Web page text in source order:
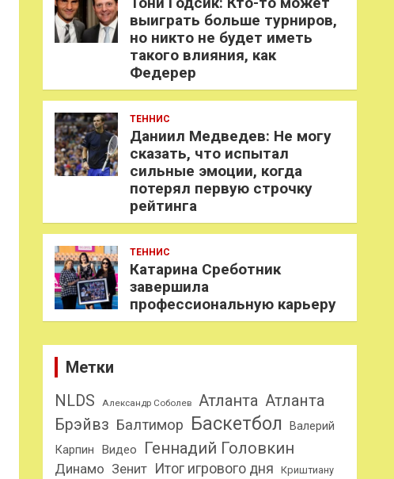
выиграть больше турниров,
но никто не будет иметь
такого влияния, как
Федерер
ТЕННИС
Даниил Медведев: Не могу
сказать, что испытал
сильные эмоции, когда
потерял первую строчку
рейтинга
ТЕННИС
Катарина Среботник
завершила
профессиональную карьеру
Метки
NLDS
Александр Соболев Атланта Атланта
Брэйвз Балтимор Баскетбол
Валерий
Карпин
Видео Геннадий Головкин
Динамо Зенит Итог игрового дня Криштиану